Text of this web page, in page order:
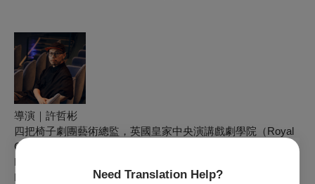
Need Translation Help?
導演｜許哲彬
四把椅子劇團藝術總監，英國皇家中央演講戲劇學院（Royal
Central School of Speech and
Drama）劇場創作碩士（MA in Advanced Theatre
Practice），國立臺北藝術大學戲劇學系專任講師，2025臺南